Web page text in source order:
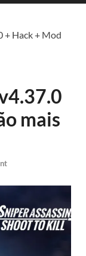
+ Hack + Mod
mais